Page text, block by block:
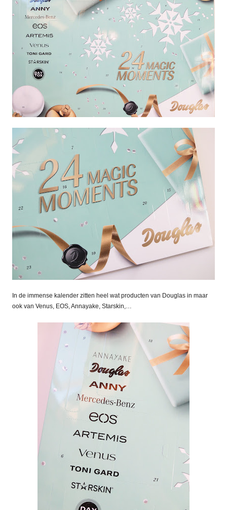
In de immense kalender zitten heel wat producten van Douglas in maar
ook van Venus, EOS, Annayake, Starskin,…